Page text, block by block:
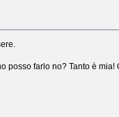
posso farlo no? Tanto è mia!